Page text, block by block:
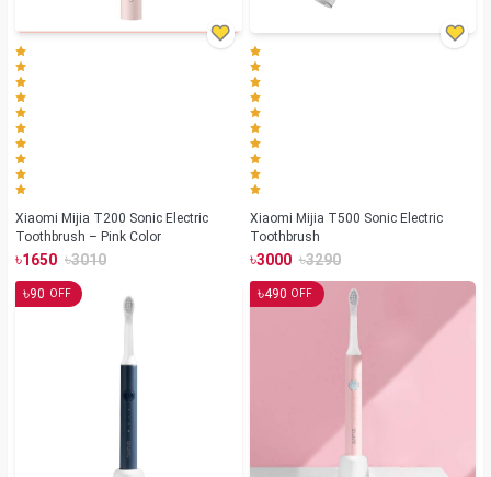
Xiaomi Mijia T200 Sonic Electric
Toothbrush – Pink Color
৳1650 ৳3010
Xiaomi Mijia T500 Sonic Electric
Toothbrush
৳3000 ৳3290
৳90 OFF ৳490 OFF